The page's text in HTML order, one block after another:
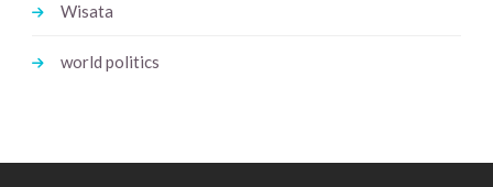
Wisata
world politics